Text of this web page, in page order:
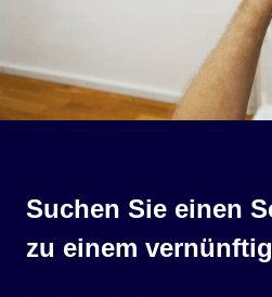
Suchen Sie einen
zu einem